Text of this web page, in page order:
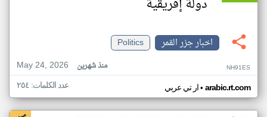
دولة إفريقية
اخبار جزر القمر
Politics
May 24, 2026
منذ شهرين NH91ES
ار تي عربي• arabic.rt.com عدد الكلمات: ٢٥٤